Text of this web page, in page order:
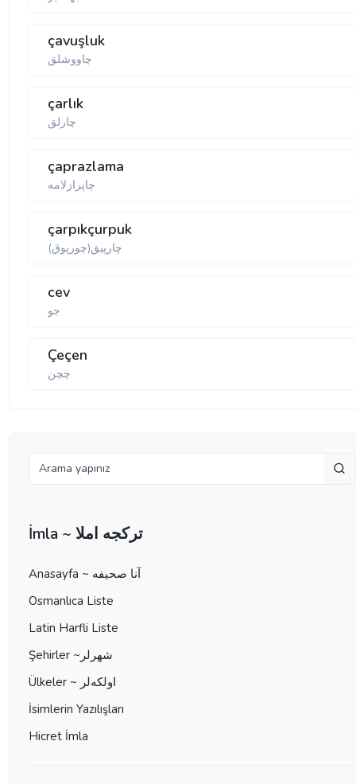
çavuşluk
چاووشلق
çarlık
چارلق
çaprazlama
چاپرازلامە
çarpıkçurpuk
چارپیق(چورپوق)
cev
جو
Çeçen
چچن
İmla ~ تركجه املا
Anasayfa ~ آنا صحيفه
Osmanlıca Liste
Latin Harfli Liste
Şehirler ~شهرلر
Ülkeler ~ اولكه‌لر
İsimlerin Yazılışları
Hicret İmla